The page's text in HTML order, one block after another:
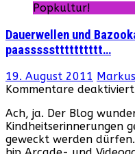
Popkultur!
Dauerwellen und
paassssstttttttttt…
19. August 2011
Kommentare deaktiviert
Ach, ja. Der Blog
Kindheitserinnerungen
geweckt werden